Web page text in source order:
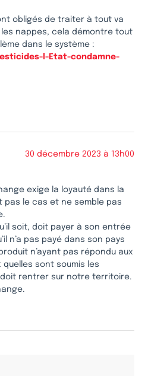
obligés de traiter à tout va
les nappes, cela démontre tout
dans le système :
l-Etat-condamne-
30 décembre 2023 à 13h00
exige la loyauté dans la
pas le cas et ne semble pas
soit, doit payer à son entrée
n’a pas payé dans son pays
n’ayant pas répondu aux
sont soumis les
rentrer sur notre territoire.